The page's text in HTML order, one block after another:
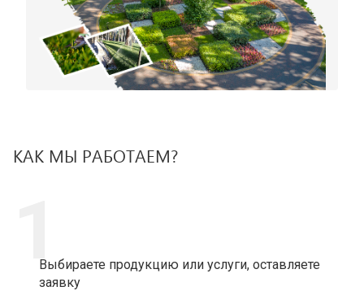
КАК МЫ РАБОТАЕМ?
Выбираете продукцию или услуги, оставляете
заявку